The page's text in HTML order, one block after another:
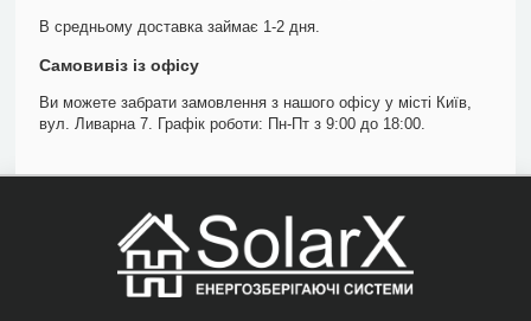
В средньому доставка займає 1-2 дня.
Самовивіз із офісу
Ви можете забрати замовлення з нашого офісу у місті Київ,
вул. Ливарна 7. Графік роботи: Пн-Пт з 9:00 до 18:00.